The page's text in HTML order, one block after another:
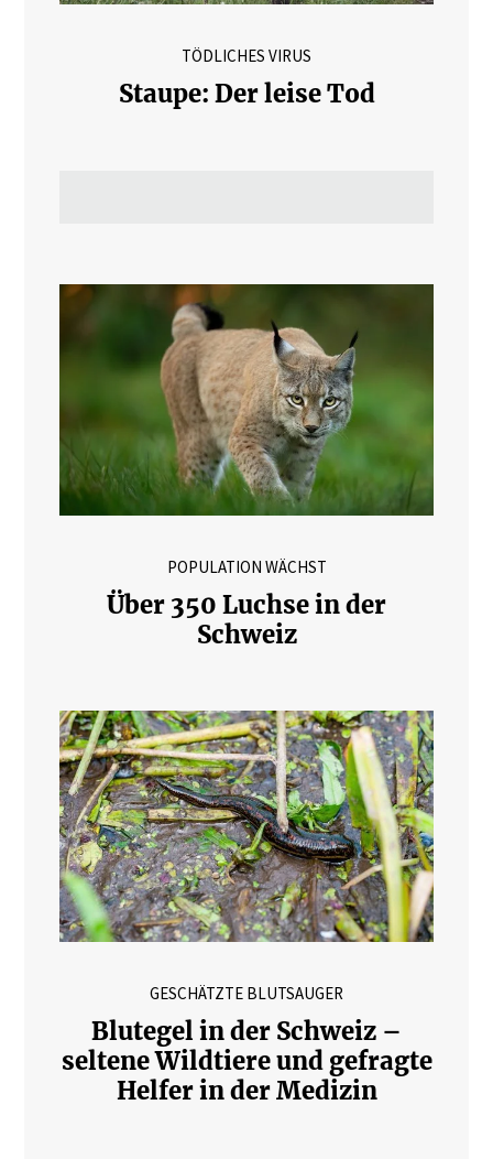
TÖDLICHES VIRUS
Staupe: Der leise Tod
POPULATION WÄCHST
Über 350 Luchse in der
Schweiz
GESCHÄTZTE BLUTSAUGER
Blutegel in der Schweiz –
seltene Wildtiere und gefragte
Helfer in der Medizin